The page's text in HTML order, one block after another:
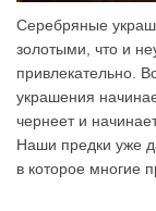
Серебряные
золотыми, что и
привлекательно.
украшения
чернеет и
Наши предки уже
в которое многие